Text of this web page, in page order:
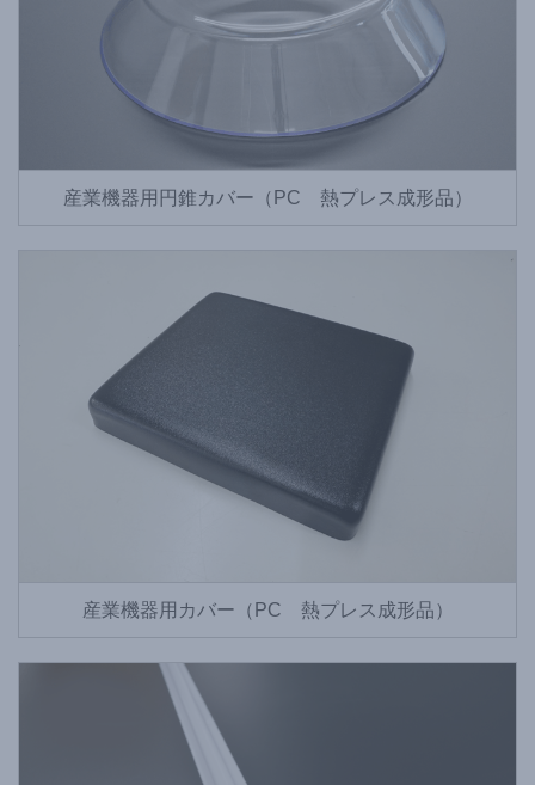
産業機器用円錐カバー（PC 熱プレス成形品）
産業機器用カバー（PC 熱プレス成形品）